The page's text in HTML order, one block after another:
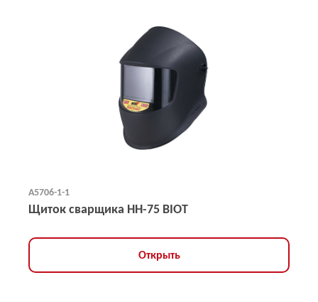
А5706-1-1
Щиток сварщика НН-75 BIOT
Открыть